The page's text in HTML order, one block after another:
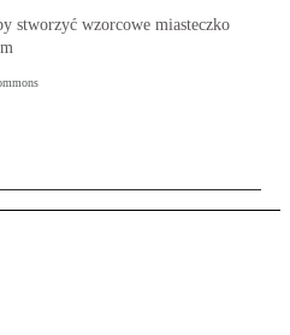
stworzyć wzorcowe miasteczko